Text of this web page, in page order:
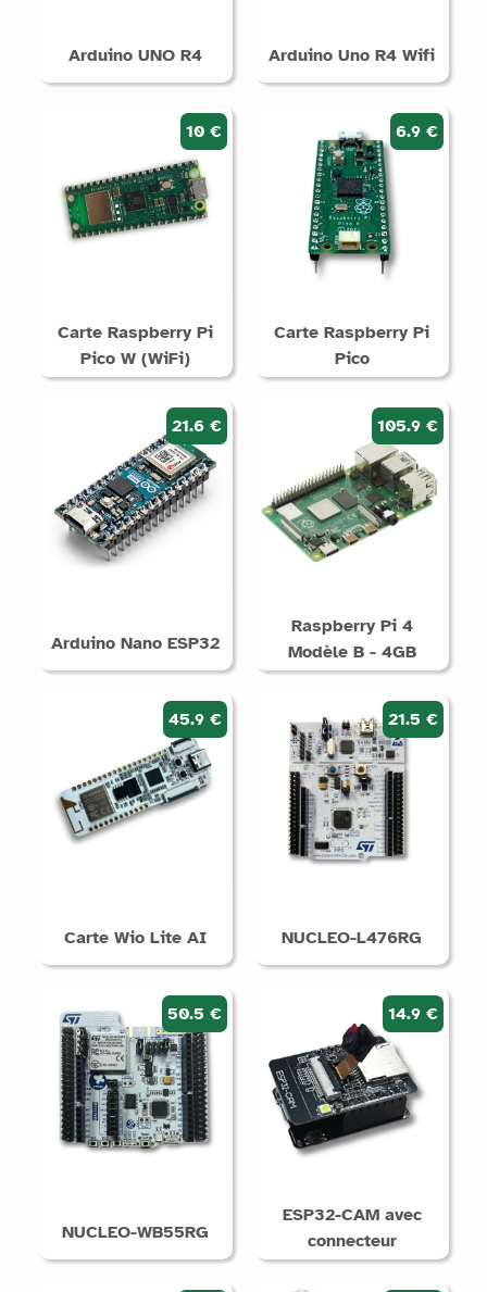
Arduino UNO R4 Arduino Uno R4 Wifi
10 €
Carte Raspberry Pi
Pico W (WiFi)
6.9 €
Carte Raspberry Pi
Pico
21.6 €
Arduino Nano ESP32
105.9 €
Raspberry Pi 4
Modèle B - 4GB
45.9 €
Carte Wio Lite AI
21.5 €
NUCLEO-L476RG
50.5 €
NUCLEO-WB55RG
14.9 €
ESP32-CAM avec
connecteur